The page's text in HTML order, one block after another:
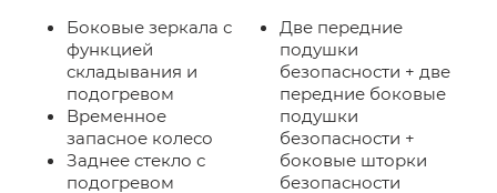
Боковые зеркала с
функцией
складывания и
подогревом
Временное
запасное колесо
Заднее стекло с
подогревом
Две передние
подушки
безопасности + две
передние боковые
подушки
безопасности +
боковые шторки
безопасности